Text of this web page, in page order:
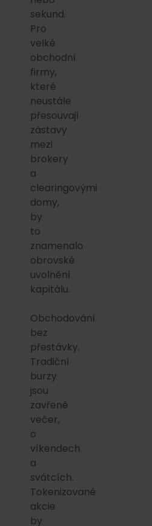
sekund.
Pro
velké
obchodní
firmy,
které
neustále
přesouvají
zástavy
mezi
brokery
a
clearingovými
domy,
by
to
znamenalo
obrovské
uvolnění
kapitálu.
Obchodování
bez
přestávky.
Tradiční
burzy
jsou
zavřené
večer,
o
víkendech
a
svátcích.
Tokenizované
akcie
by